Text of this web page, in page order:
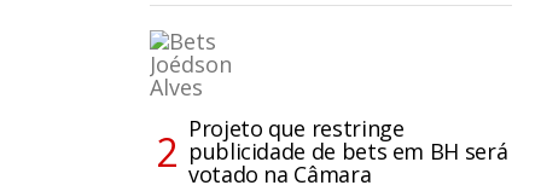
Projeto que restringe
publicidade de bets em BH será
votado na Câmara